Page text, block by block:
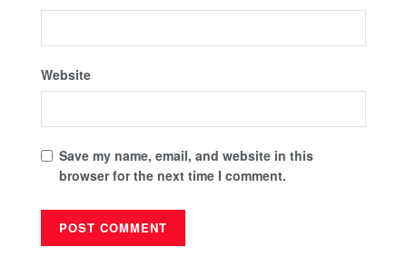
Website
Save my name, email, and website in this
browser for the next time I comment.